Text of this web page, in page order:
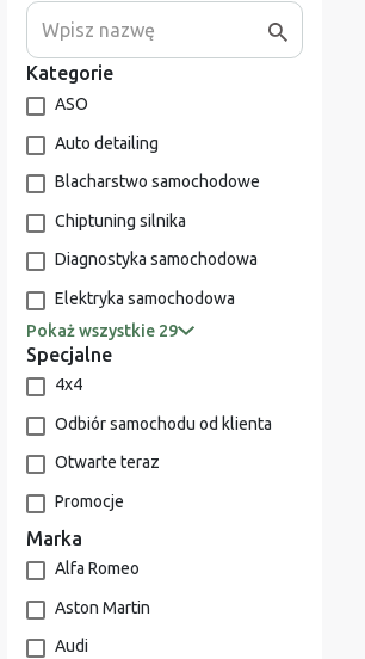
Kategorie
ASO
Auto detailing
Blacharstwo samochodowe
Chiptuning silnika
Diagnostyka samochodowa
Elektryka samochodowa
Pokaż wszystkie 29
Specjalne
4x4
Odbiór samochodu od klienta
Otwarte teraz
Promocje
Marka
Alfa Romeo
Aston Martin
Audi